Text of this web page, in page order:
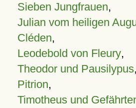
Sieben Jungfrauen,
Julian vom heiligen
Cléden,
Leodebold von Fleury,
Theodor und Pausilypus,
Pitrion,
Timotheus und